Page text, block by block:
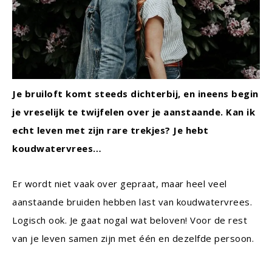
Je bruiloft komt steeds dichterbij, en ineens begin
je vreselijk te twijfelen over je aanstaande. Kan ik
echt leven met zijn rare trekjes? Je hebt
koudwatervrees…
Er wordt niet vaak over gepraat, maar heel veel
aanstaande bruiden hebben last van koudwatervrees.
Logisch ook. Je gaat nogal wat beloven! Voor de rest
van je leven samen zijn met één en dezelfde persoon.